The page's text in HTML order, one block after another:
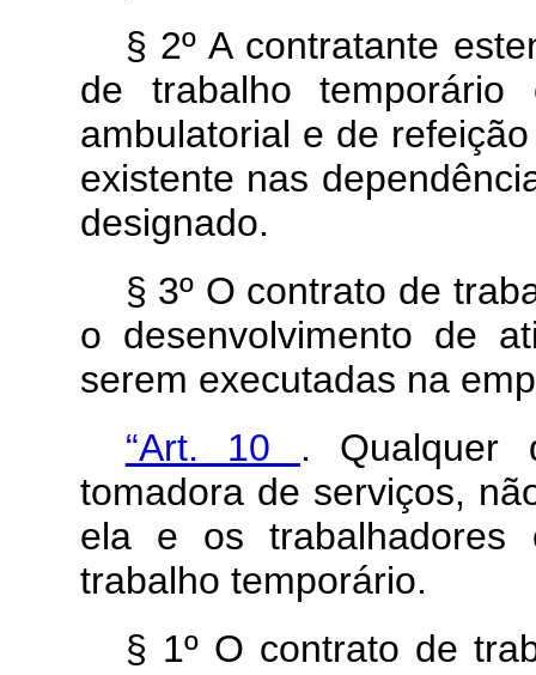
§ 2º A contratante
de trabalho temporário
ambulatorial e de
existente nas
designado.
§ 3º O contrato de
o desenvolvimento de
serem executadas na
“Art. 10 . Qualquer
tomadora de serviços,
ela e os trabalhadores
trabalho temporário.
§ 1º O contrato de